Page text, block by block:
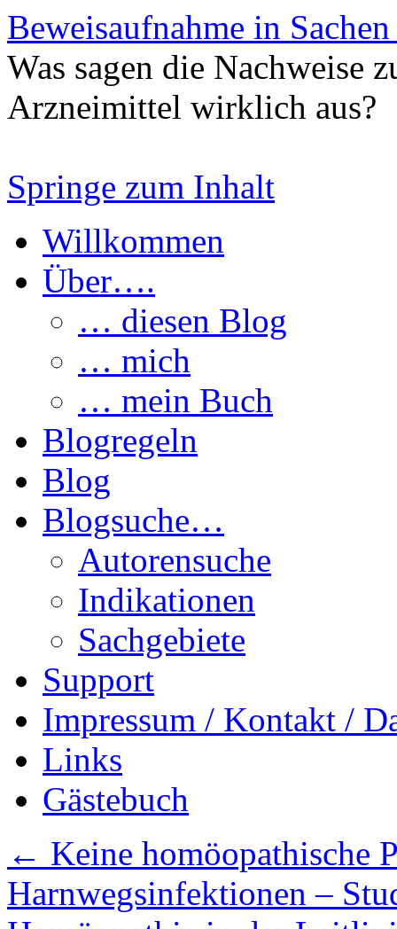
Beweisaufnahme in
Was sagen die Nachweise
Arzneimittel wirklich aus?
Springe zum Inhalt
Willkommen
Über….
… diesen Blog
… mich
… mein Buch
Blogregeln
Blog
Blogsuche…
Autorensuche
Indikationen
Sachgebiete
Support
Impressum / Kontakt /
Links
Gästebuch
← Keine homöopathische
Harnwegsinfektionen –